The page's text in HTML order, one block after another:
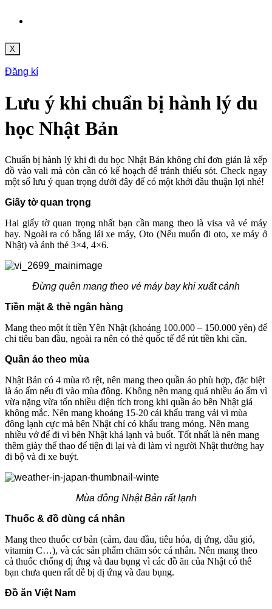
X
Đăng kí
Lưu ý khi chuẩn bị hành lý du
học Nhật Bản
Chuẩn bị hành lý khi đi du học Nhật Bản không chỉ đơn giản là xếp
đồ vào vali mà còn cần có kế hoạch để tránh thiếu sót. Check ngay
một số lưu ý quan trọng dưới đây để có một khởi đầu thuận lợi nhé!
Giấy tờ quan trọng
Hai giấy tờ quan trọng nhất bạn cần mang theo là visa và vé máy
bay. Ngoài ra có bằng lái xe máy, Oto (Nếu muốn đi oto, xe máy ở
Nhật) và ảnh thẻ 3×4, 4×6.
Đừng quên mang theo vé máy bay khi xuất cảnh
Tiền mặt & thẻ ngân hàng
Mang theo một ít tiền Yên Nhật (khoảng 100.000 – 150.000 yên) để
chi tiêu ban đầu, ngoài ra nên có thẻ quốc tế để rút tiền khi cần.
Quần áo theo mùa
Nhật Bản có 4 mùa rõ rệt, nên mang theo quần áo phù hợp, đặc biệt
là áo ấm nếu đi vào mùa đông. Không nên mang quá nhiều áo ấm vì
vừa nặng vừa tốn nhiều diện tích trong khi quần áo bên Nhật giá
không mắc. Nên mang khoảng 15-20 cái khẩu trang vải vì mùa
đông lạnh cực mà bên Nhật chỉ có khẩu trang mỏng. Nên mang
nhiều vớ để đi vì bên Nhật khá lạnh và buốt. Tốt nhất là nên mang
thêm giày thể thao để tiện đi lại và đi làm vì người Nhật thường hay
đi bộ và đi xe buýt.
Mùa đông Nhật Bản rất lạnh
Thuốc & đồ dùng cá nhân
Mang theo thuốc cơ bản (cảm, đau đầu, tiêu hóa, dị ứng, dầu gió,
vitamin C…), và các sản phẩm chăm sóc cá nhân. Nên mang theo
cả thuốc chống dị ứng và đau bụng vì các đồ ăn của Nhật có thể
bạn chưa quen rất dễ bị dị ứng và đau bụng.
Đồ ăn Việt Nam